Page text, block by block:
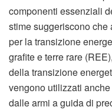
componenti essenziali
stime suggeriscono
per la transizione
grafite e terre rare
della transizione
vengono utilizzati
dalle armi a guida di